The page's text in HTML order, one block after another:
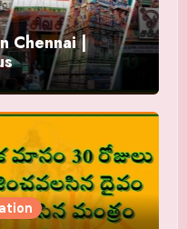
Chennai |